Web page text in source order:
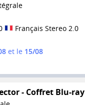
Français Stereo 2.0
et le 15/08
- Coffret Blu-ray